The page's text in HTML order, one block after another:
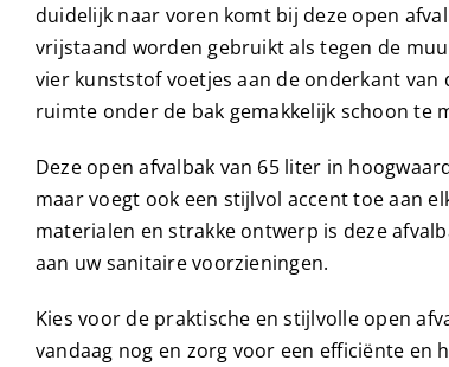
duidelijk naar voren komt bij deze open
vrijstaand worden gebruikt als tegen de
vier kunststof voetjes aan de onderkant van
ruimte onder de bak gemakkelijk schoon te
Deze open afvalbak van 65 liter in
maar voegt ook een stijlvol accent toe aan
materialen en strakke ontwerp is deze
aan uw sanitaire voorzieningen.
Kies voor de praktische en stijlvolle open
vandaag nog en zorg voor een efficiënte en